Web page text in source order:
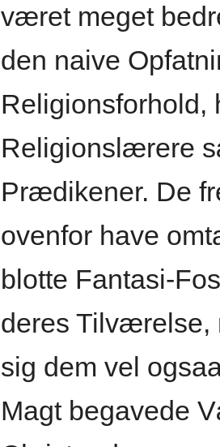
været meget
den naive
Religionsforhold,
Religionslærere
Prædikener. De
ovenfor have
blotte Fantasi-
deres Tilværelse,
sig dem vel
Magt begavede